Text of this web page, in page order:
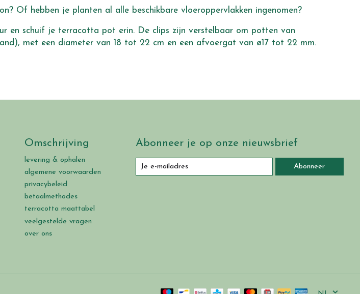
Of hebben je planten al alle beschikbare vloeroppervlakken ingenomen?
en schuif je terracotta pot erin. De clips zijn verstelbaar om potten van
met een diameter van 18 tot 22 cm en een afvoergat van ø17 tot 22 mm.
Omschrijving
levering & ophalen
algemene voorwaarden
privacybeleid
betaalmethodes
terracotta maattabel
veelgestelde vragen
over ons
Abonneer je op onze nieuwsbrief
Abonneer